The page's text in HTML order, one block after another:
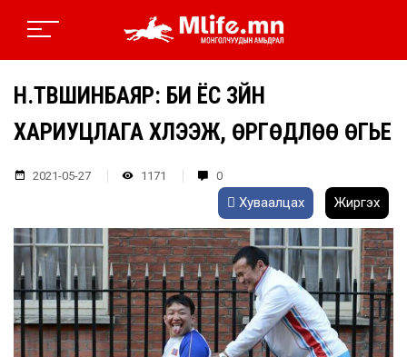
Н.ТҮВШИНБАЯР: БИ ЁС ЗҮЙН
ХАРИУЦЛАГА ХҮЛЭЭЖ, ӨРГӨДЛӨӨ ӨГЬЕ
2021-05-27 1171 0
Хуваалцах Жиргэх